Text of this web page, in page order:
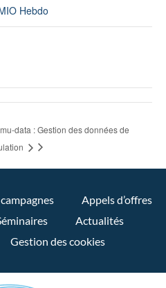
Hebdo
data : Gestion des données de
Appels d’offres
Actualités
Gestion des cookies